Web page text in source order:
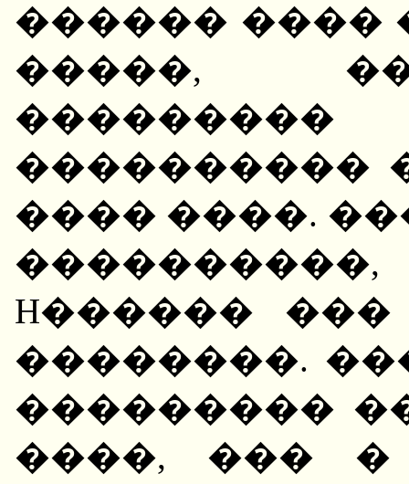
������ ����
�����,
����������
���� ����.
H������
��������.
���������
����, ���